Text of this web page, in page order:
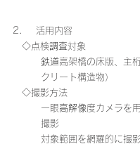
2.     活用内容
◇点検調査対象
鉄道高架橋の床版、主
クリート構造物）
◇撮影方法
一眼高解像度カメラを
撮影
対象範囲を網羅的に撮